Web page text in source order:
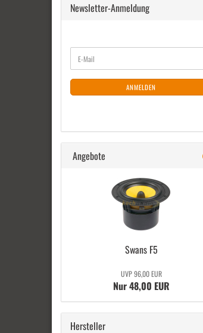
Newsletter-Anmeldung
ZUR
NEWSLETTER-
ANMELDUNG
E-
Mail
ANMELDEN
Angebote
Swans F5
UVP 96,00 EUR
Nur 48,00 EUR
Hersteller